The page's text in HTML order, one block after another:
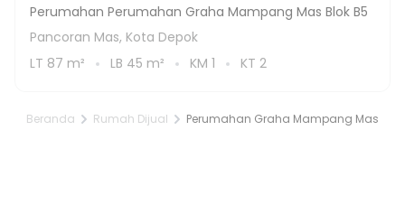
Perumahan Perumahan Graha Mampang Mas Blok B5
Pancoran Mas, Kota Depok
LT 87 m² LB 45 m² KM 1 KT 2
Beranda Rumah Dijual Perumahan Graha Mampang Mas